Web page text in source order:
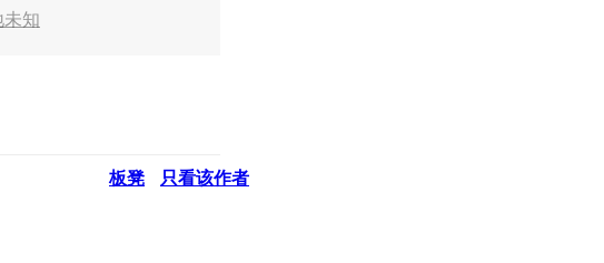
未知
板凳 只看该作者